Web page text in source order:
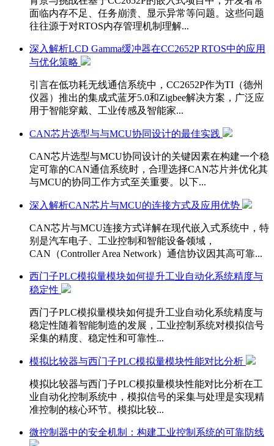
面临内存不足、任务崩溃、显示异常等问题。这些问题
往往源于对RTOS内存管理机制理解...
深入解析LCD Gamma缓冲器在CC2652P RTOS中的应用
与优化策略
引言在低功耗无线通信系统中，CC2652P作为TI（德州
仪器）推出的集成式蓝牙5.0和Zigbee解决方案，广泛应
用于智能穿戴、工业传感及智能家...
CAN芯片选型与与MCU协同设计的最佳实践
CAN芯片选型与MCU协同设计的关键因素在构建一个稳
定可靠的CAN通信系统时，合理选择CAN芯片并优化其
与MCU的协同工作方式至关重要。以下...
深入解析CAN芯片与MCU的连接方式及应用优势
CAN芯片与MCU连接方式详解在现代嵌入式系统中，特
别是汽车电子、工业控制和智能设备领域，
CAN（Controller Area Network）通信协议因其高可靠...
西门子PLC模拟量模块如何提升工业自动化系统精度与
稳定性
西门子PLC模拟量模块如何提升工业自动化系统精度与
稳定性随着智能制造的发展，工业控制系统对模拟信号
采集的精度、稳定性和可靠性...
模拟比较器与西门子PLC模拟量模块性能对比分析
模拟比较器与西门子PLC模拟量模块性能对比分析在工
业自动化控制系统中，模拟信号的采集与处理是实现精
准控制的核心环节。模拟比较...
微控制器中的安全机制：构建工业控制系统的可靠防线